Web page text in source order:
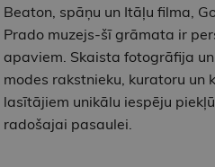
Beaton, spāņu un Itāļu filma,
Prado muzejs-šī grāmata ir
apaviem. Skaista fotogrāfija
modes rakstnieku, kuratoru un
lasītājiem unikālu iespēju
radošajai pasaulei.